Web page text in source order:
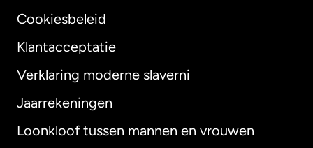
Cookiesbeleid
Klantacceptatie
Verklaring moderne slaverni
Jaarrekeningen
Loonkloof tussen mannen en vrouwen
Internationaal English